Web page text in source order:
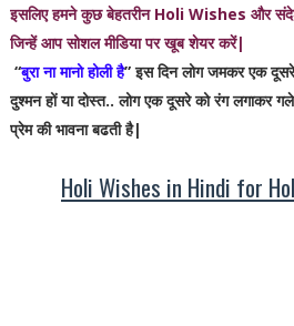
इसलिए हमने कुछ बेहतरीन Holi Wishes और
जिन्हें आप सोशल मीडिया पर खूब शेयर करें|
“बुरा ना मानो होली है” इस दिन लोग जमकर एक
दुश्मन हों या दोस्त.. लोग एक दूसरे को रंग
प्रेम की भावना बढती है|
Holi Wishes in Hindi for